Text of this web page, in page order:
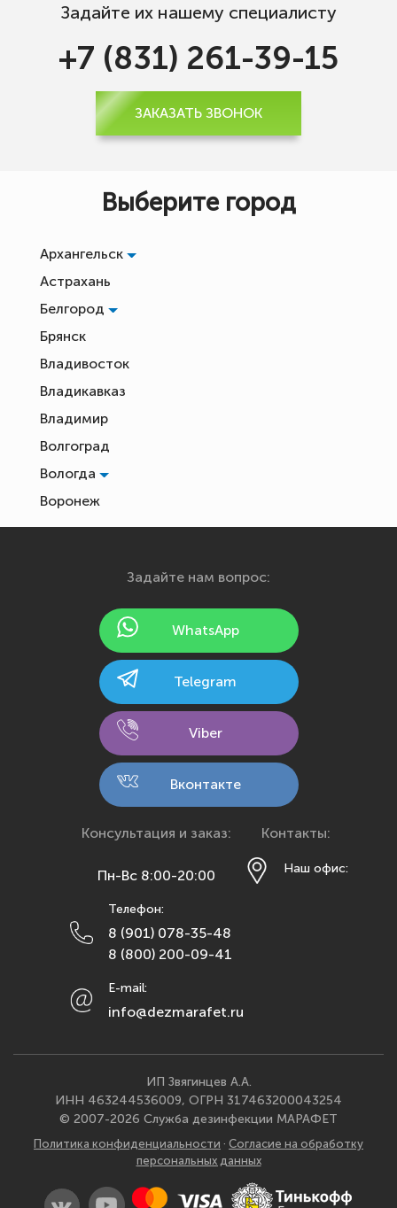
Задайте их нашему специалисту
+7 (831) 261-39-15
ЗАКАЗАТЬ ЗВОНОК
Выберите город
Архангельск
Астрахань
Белгород
Брянск
Владивосток
Владикавказ
Владимир
Волгоград
Вологда
Воронеж
Екатеринбург
Йошкар-Ола
Калининград
Кемерово
Кострома
Краснодар
Красноярск
Махачкала
Москва
Набережные Челны
Нижний Новгород
Новосибирск
Орел
Пермь
Задайте нам вопрос:
WhatsApp
Telegram
Viber
Вконтакте
Консультация и заказ:
Пн-Вс 8:00-20:00
Телефон:
8 (901) 078-35-48
8 (800) 200-09-41
E-mail:
info@dezmarafet.ru
Контакты:
Наш офис:
ИП Звягинцев А.А.
ИНН 463244536009, ОГРН 317463200043254
© 2007-2026 Служба дезинфекции МАРАФЕТ
Политика конфиденциальности · Согласие на обработку
персональных данных